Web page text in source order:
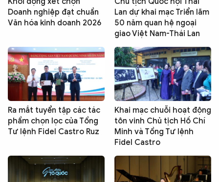
Doanh nghiệp đạt chuẩn
Văn hóa kinh doanh 2026
Lan dự khai mạc Triển lãm
50 năm quan hệ ngoại
giao Việt Nam-Thái Lan
Ra mắt tuyển tập các tác
phẩm chọn lọc của Tổng
Tư lệnh Fidel Castro Ruz
Khai mạc chuỗi hoạt động
tôn vinh Chủ tịch Hồ Chí
Minh và Tổng Tư lệnh
Fidel Castro